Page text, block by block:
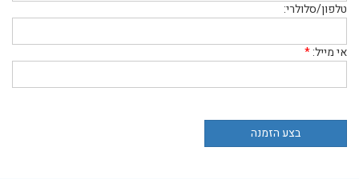
טלפון/סלולרי:
אי מייל:*